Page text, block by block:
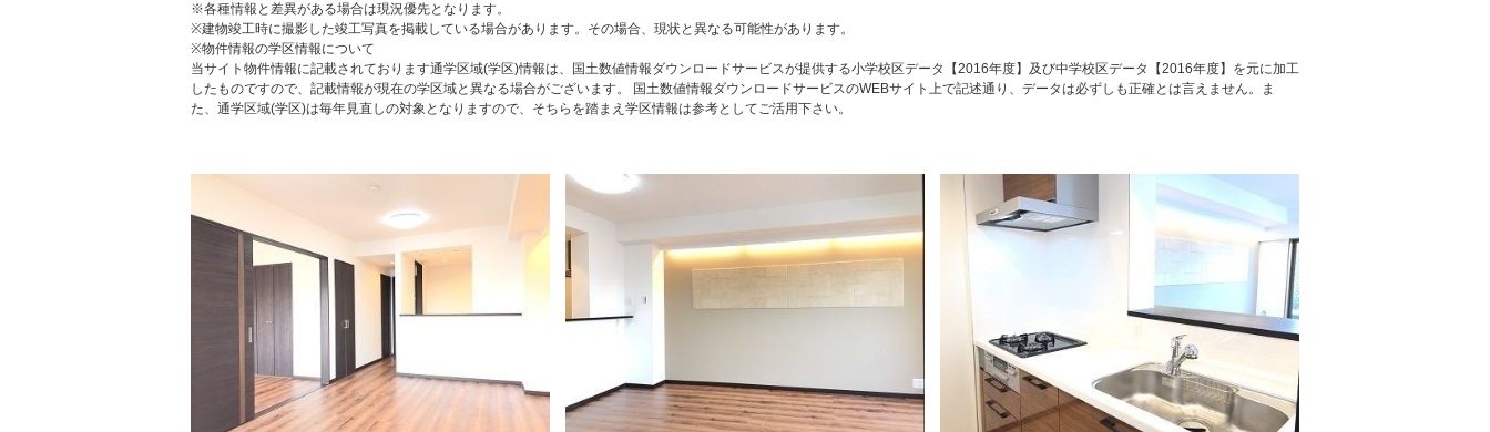
※各種情報と差異がある場合は現況優先となります。
※建物竣工時に撮影した竣工写真を掲載している場合があります。その場合、現状と異なる可能性があります。
※物件情報の学区情報について
当サイト物件情報に記載されております通学区域(学区)情報は、国土数値情報ダウンロードサービスが提供する小学校区データ【2016年度】及び中学校区データ【2016年度】を元に加工
したものですので、記載情報が現在の学区域と異なる場合がございます。 国土数値情報ダウンロードサービスのWEBサイト上で記述通り、データは必ずしも正確とは言えません。ま
た、通学区域(学区)は毎年見直しの対象となりますので、そちらを踏まえ学区情報は参考としてご活用下さい。